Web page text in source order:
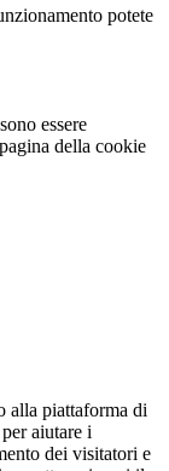
potete
essere
della cookie
alla piattaforma di
aiutare i
dei visitatori e